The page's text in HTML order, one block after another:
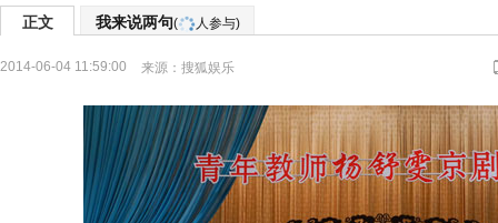
正文 我来说两句( 人参与)
2014-06-04 11:59:00 来源： 搜狐娱乐